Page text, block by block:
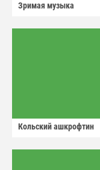
Зримая музыка
Кольский ашкрофтин